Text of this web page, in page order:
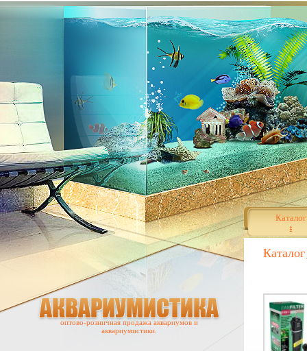
Каталог
Каталог
оптово-розничная продажа аквариумов и
аквариумистики.